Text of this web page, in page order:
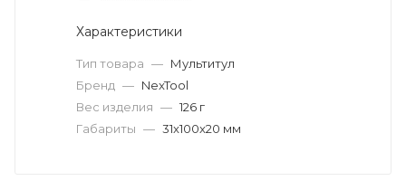
Характеристики
Тип товара — Мультитул
Бренд — NexTool
Вес изделия — 126 г
Габариты — 31x100x20 мм